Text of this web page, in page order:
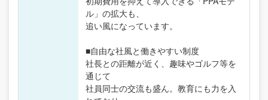
ル」の拡大も、
追い風になっています。
■自由な社風と働きやすい制度
社長との距離が近く、趣味やゴルフ等を
通じて
社員同士の交流も盛ん。教育にも力を入